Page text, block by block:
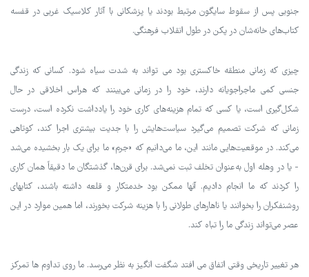
جنوبی پس از سقوط سایگون مرتبط بودند یا پزشکانی با آثار کلاسیک غربی در قفسه
کتاب‌های خانه‌شان در پکن در طول انقلاب فرهنگی.
چیزی که زمانی منطقه خاکستری بود می تواند به شدت سیاه شود. کسانی که زندگی
جنسی کمی ماجراجویانه دارند، خود را در زمانی می‌بینند که هراس اخلاقی در حال
شکل‌گیری است، یا کسی که تمام هزینه‌های کاری خود را یادداشت نکرده است، درست
زمانی که شرکت تصمیم می‌گیرد سیاست‌هایش را با جدیت بیشتری اجرا کند، کوتاهی
می‌کند. در موقعیت‌هایی مانند این، ما می‌دانیم که «جرم» ما برای یک بار بخشیده می‌شد
- یا در وهله اول به‌عنوان تخلف ثبت نمی‌شد. برای قرن‌ها، گذشتگان ما دقیقاً همان کاری
را کردند که ما انجام دادیم. آنها ممکن بود خدمتکار و قلعه داشته باشند، کتابهای
روشنفکران را بخوانند یا ناهارهای طولانی را با هزینه شرکت بخورند، اما همین موارد در این
عصر می‌تواند زندگی ما را تباه کند.
هر تغییر تاریخی وقتی اتفاق می افتد شگفت انگیز به نظر می‌رسد. ما روی تداوم ها تمرکز